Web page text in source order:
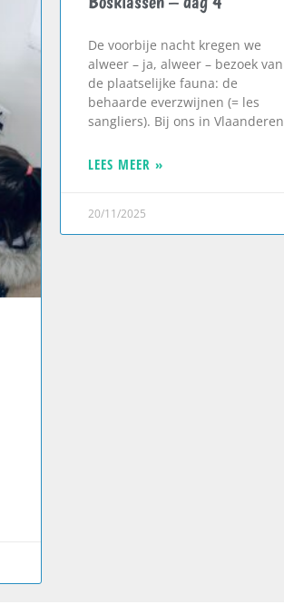
De voorbije nacht kregen we
alweer – ja, alweer – bezoek van
de plaatselijke fauna: de
behaarde everzwijnen (= les
sangliers). Bij ons in Vlaanderen
LEES MEER »
20/11/2025